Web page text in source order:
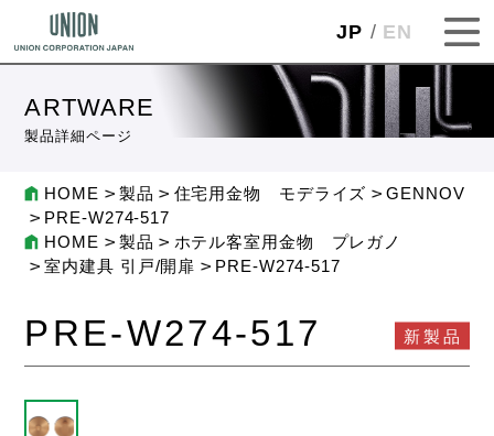
JP EN
ARTWARE
製品詳細ページ
HOME 製品 住宅用金物 モデライズ
GENNOV
PRE-W274-517
HOME
製品
ホテル客室用金物 プレガノ
室内建具 引戸/開扉
PRE-W274-517
PRE-W274-517 新製品